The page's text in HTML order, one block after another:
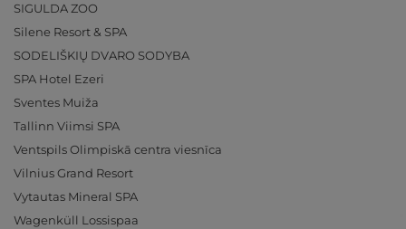
SIGULDA ZOO
Silene Resort & SPA
SODELIŠKIŲ DVARO SODYBA
SPA Hotel Ezeri
Sventes Muiža
Tallinn Viimsi SPA
Ventspils Olimpiskā centra viesnīca
Vilnius Grand Resort
Vytautas Mineral SPA
Wagenküll Lossispaa